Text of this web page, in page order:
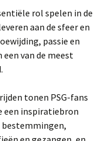
rol spelen in de
aan de sfeer en
passie en
van de meest
tonen PSG-fans
een inspiratiebron
bestemmingen,